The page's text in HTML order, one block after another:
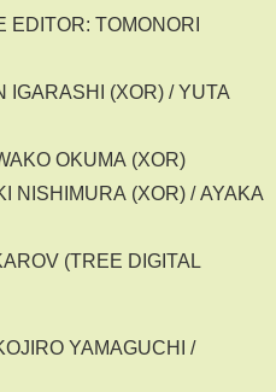
EDITOR: TOMONORI
IGARASHI (XOR) / YUTA
OKUMA (XOR)
NISHIMURA (XOR) / AYAKA
(TREE DIGITAL
YAMAGUCHI /